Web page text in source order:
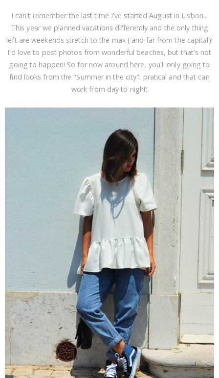
I can't remember the last time I've started August in Lisbon...
This year we planned vacations differently and the only thing
left are weekends stretch to the max ( and far from the capital)!
I'd love to post photos from wonderful beaches, but that's not
going to happen! So for now around here, you'll only going to
find looks from the "Summer in the city": pratical and that can
work from day to night!